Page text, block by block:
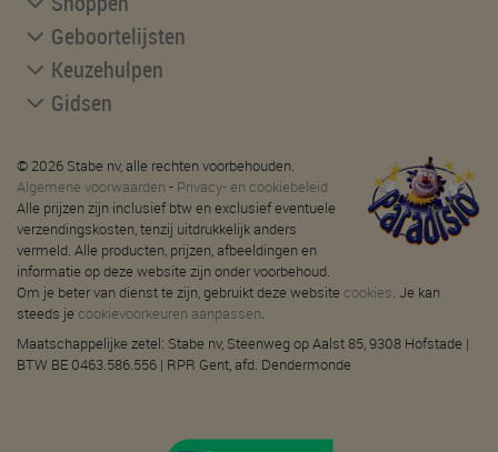
Geboortelijsten
Keuzehulpen
Gidsen
© 2026 Stabe nv, alle rechten voorbehouden.
Algemene voorwaarden - Privacy- en cookiebeleid
Alle prijzen zijn inclusief btw en exclusief eventuele
verzendingskosten, tenzij uitdrukkelijk anders
vermeld. Alle producten, prijzen, afbeeldingen en
informatie op deze website zijn onder voorbehoud.
Om je beter van dienst te zijn, gebruikt deze website cookies. Je kan
steeds je cookievoorkeuren aanpassen.
Maatschappelijke zetel: Stabe nv, Steenweg op Aalst 85, 9308 Hofstade |
BTW BE 0463.586.556 | RPR Gent, afd. Dendermonde